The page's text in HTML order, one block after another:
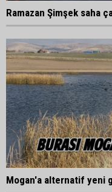
Ramazan Şimşek saha
Mogan'a alternatif yeni